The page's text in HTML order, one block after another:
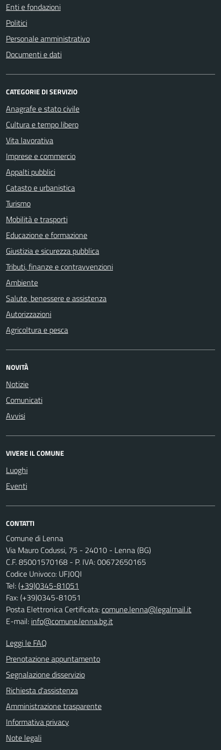
Enti e fondazioni
Politici
Personale amministrativo
Documenti e dati
CATEGORIE DI SERVIZIO
Anagrafe e stato civile
Cultura e tempo libero
Vita lavorativa
Imprese e commercio
Appalti pubblici
Catasto e urbanistica
Turismo
Mobilità e trasporti
Educazione e formazione
Giustizia e sicurezza pubblica
Tributi, finanze e contravvenzioni
Ambiente
Salute, benessere e assistenza
Autorizzazioni
Agricoltura e pesca
NOVITÀ
Notizie
Comunicati
Avvisi
VIVERE IL COMUNE
Luoghi
Eventi
CONTATTI
Comune di Lenna
Via Mauro Codussi, 75 - 24010 - Lenna (BG)
C.F. 85001570168 - P. IVA: 00672650165
Codice Univoco: UFJ0QI
Tel:(+39)0345-81051
Fax: (+39)0345-81051
Posta Elettronica Certificata:comune.lenna@legalmail.it
E-mail: info@comune.lenna.bg.it
Leggi le FAQ
Prenotazione appuntamento
Segnalazione disservizio
Richiesta d'assistenza
Amministrazione trasparente
Informativa privacy
Note legali